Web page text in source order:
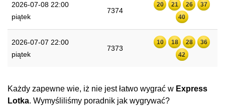
2026-07-08 22:00
piątek
7374
20 21 26
37
40
2026-07-07 22:00
piątek
7373
10 18 28
36
42
Każdy zapewne wie, iż nie jest łatwo wygrać w Express
Lotka. Wymyśliliśmy poradnik jak wygrywać?